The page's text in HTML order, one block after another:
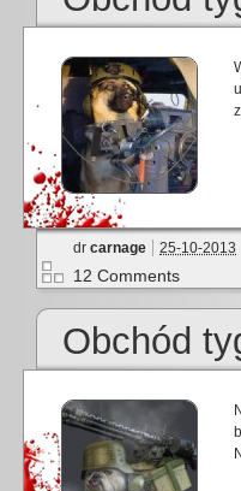
dr carnage 25-10-2013
12 Comments
Obchód